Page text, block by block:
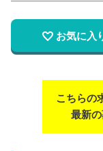
お気に入
こちらの
最新